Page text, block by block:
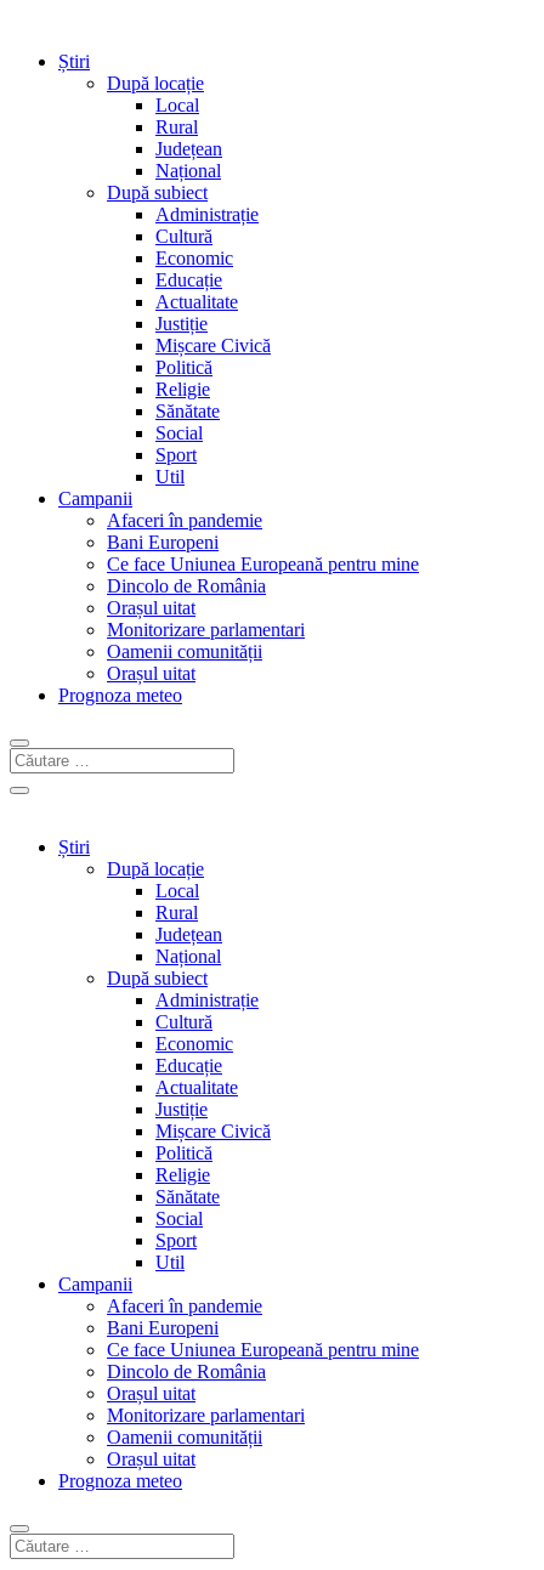
Știri
După locație
Local
Rural
Județean
Național
După subiect
Administrație
Cultură
Economic
Educație
Actualitate
Justiție
Mișcare Civică
Politică
Religie
Sănătate
Social
Sport
Util
Campanii
Afaceri în pandemie
Bani Europeni
Ce face Uniunea Europeană pentru mine
Dincolo de România
Orașul uitat
Monitorizare parlamentari
Oamenii comunității
Orașul uitat
Prognoza meteo
Știri
După locație
Local
Rural
Județean
Național
După subiect
Administrație
Cultură
Economic
Educație
Actualitate
Justiție
Mișcare Civică
Politică
Religie
Sănătate
Social
Sport
Util
Campanii
Afaceri în pandemie
Bani Europeni
Ce face Uniunea Europeană pentru mine
Dincolo de România
Orașul uitat
Monitorizare parlamentari
Oamenii comunității
Orașul uitat
Prognoza meteo